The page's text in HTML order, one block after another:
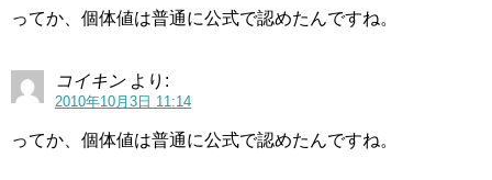
ってか、個体値は普通に公式で認めたんですね。
コイキン より:
2010年10月3日 11:14
ってか、個体値は普通に公式で認めたんですね。